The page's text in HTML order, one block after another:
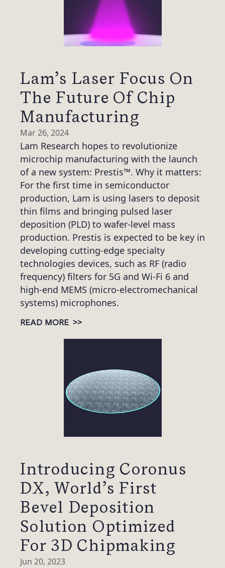
Lam’s Laser Focus On
The Future Of Chip
Manufacturing
Mar 26, 2024
Lam Research hopes to revolutionize
microchip manufacturing with the launch
of a new system: Prestis™. Why it matters:
For the first time in semiconductor
production, Lam is using lasers to deposit
thin films and bringing pulsed laser
deposition (PLD) to wafer-level mass
production. Prestis is expected to be key in
developing cutting-edge specialty
technologies devices, such as RF (radio
frequency) filters for 5G and Wi-Fi 6 and
high-end MEMS (micro-electromechanical
systems) microphones.
READ MORE >>
Introducing Coronus
DX, World’s First
Bevel Deposition
Solution Optimized
For 3D Chipmaking
Jun 20, 2023